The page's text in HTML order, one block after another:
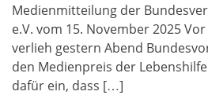
Medienmitteilung der
e.V. vom 15. November 2025
verlieh gestern Abend
den Medienpreis der
dafür ein, dass […]